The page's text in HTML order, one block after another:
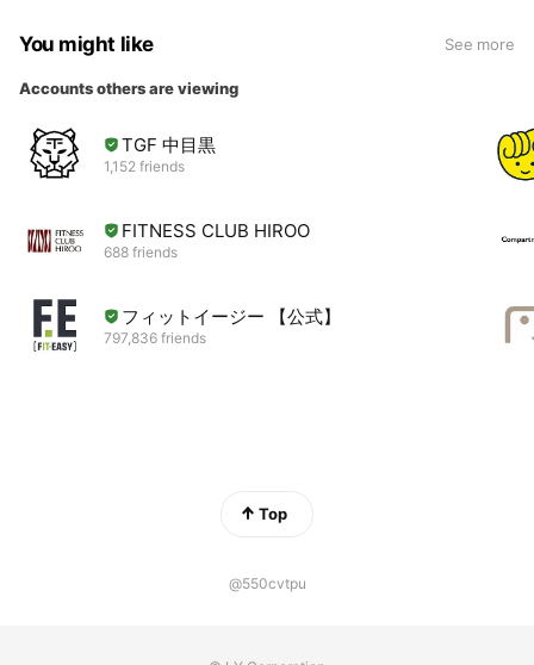
You might like See more
Accounts others are viewing
TGF 中目黒
1,152 friends
FITNESS CLUB HIROO
688 friends
フィットイージー 【公式】
797,836 friends
Top
@550cvtpu